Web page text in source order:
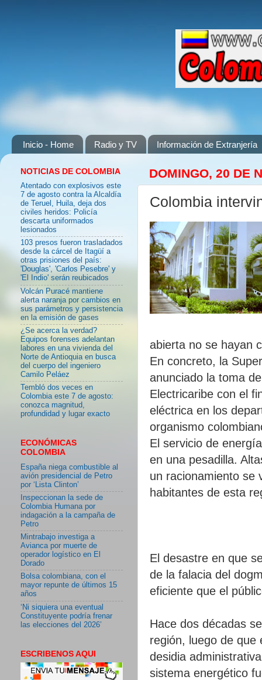
Inicio - Home Radio y TV Información de Extranjería
DOMINGO, 20 DE
Colombia
abierta no se hayan
En concreto, la
anunciado la toma
Electricaribe con el
eléctrica en los
organismo
El servicio de
en una pesadilla.
un racionamiento se
habitantes de esta
El desastre en que
de la falacia del
eficiente que el
Hace dos décadas
región, luego de que
desidia
sistema energético
NOTICIAS DE COLOMBIA
Atentado con explosivos este
7 de agosto contra la Alcaldía
de Teruel, Huila, deja dos
civiles heridos: Policía
descarta uniformados
lesionados
103 presos fueron trasladados
desde la cárcel de Itagüí a
otras prisiones del país:
'Douglas', 'Carlos Pesebre' y
'El Indio' serán reubicados
Volcán Puracé mantiene
alerta naranja por cambios en
sus parámetros y persistencia
en la emisión de gases
¿Se acerca la verdad?
Equipos forenses adelantan
labores en una vivienda del
Norte de Antioquia en busca
del cuerpo del ingeniero
Camilo Peláez
Tembló dos veces en
Colombia este 7 de agosto:
conozca magnitud,
profundidad y lugar exacto
ECONÓMICAS
COLOMBIA
España niega combustible al
avión presidencial de Petro
por ‘Lista Clinton’
Inspeccionan la sede de
Colombia Humana por
indagación a la campaña de
Petro
Mintrabajo investiga a
Avianca por muerte de
operador logístico en El
Dorado
Bolsa colombiana, con el
mayor repunte de últimos 15
años
‘Ni siquiera una eventual
Constituyente podría frenar
las elecciones del 2026’
ESCRIBENOS AQUI